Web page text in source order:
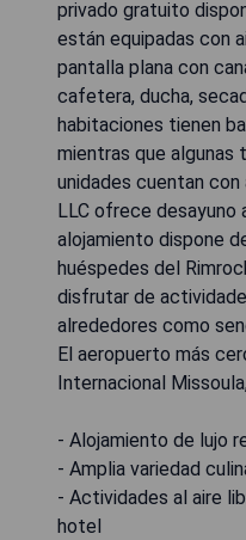
privado gratuito
están equipadas con
pantalla plana con
cafetera, ducha,
habitaciones tienen
mientras que algunas
unidades cuentan con
LLC ofrece desayuno
alojamiento dispone
huéspedes del
disfrutar de
alrededores como
El aeropuerto más
Internacional
- Alojamiento de lujo
- Amplia variedad
- Actividades al aire
hotel